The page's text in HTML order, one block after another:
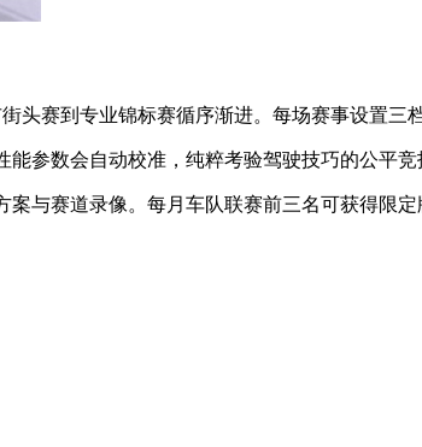
头赛到专业锦标赛循序渐进。每场赛事设置三
参数会自动校准，纯粹考验驾驶技巧的公平竞
与赛道录像。每月车队联赛前三名可获得限定